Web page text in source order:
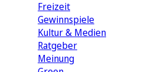
Freizeit
Gewinnspiele
Kultur & Medien
Ratgeber
Meinung